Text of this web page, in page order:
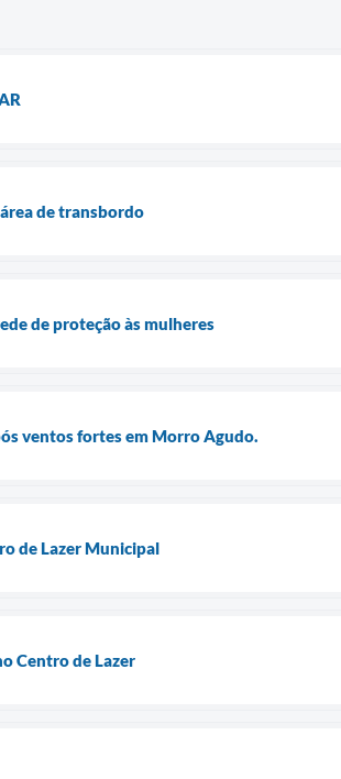
de transbordo
de proteção às mulheres
ventos fortes em Morro Agudo.
de Lazer Municipal
Centro de Lazer